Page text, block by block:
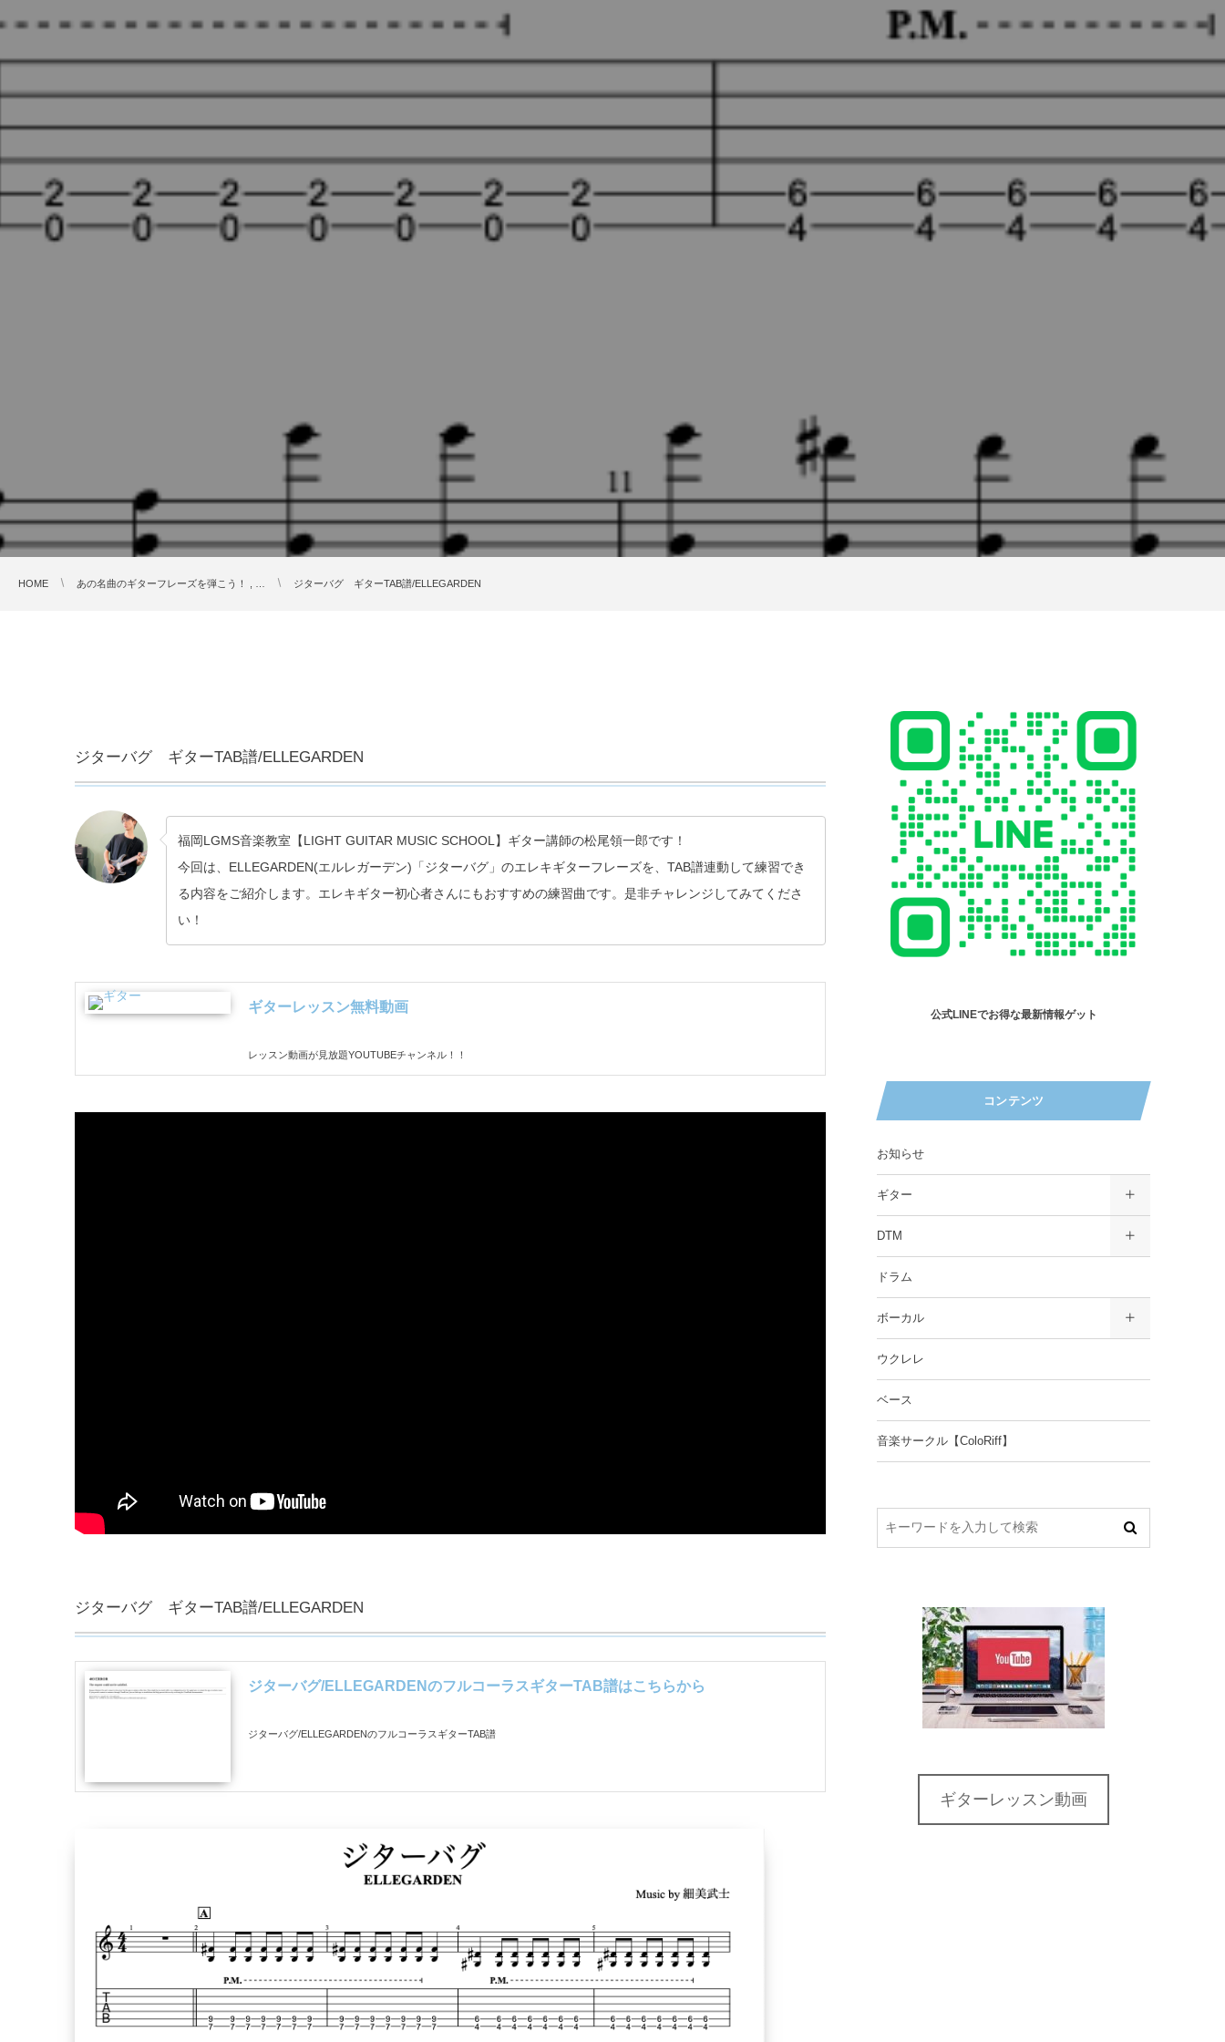
HOME あの名曲のギターフレーズを弾こう！ , … ジターバグ ギターTAB譜/ELLEGARDEN
ジターバグ ギターTAB譜/ELLEGARDEN
福岡LGMS音楽教室【LIGHT GUITAR MUSIC SCHOOL】ギター講師の松尾領一郎です！
今回は、ELLEGARDEN(エルレガーデン)「ジターバグ」のエレキギターフレーズを、TAB譜連動して練習でき
る内容をご紹介します。エレキギター初心者さんにもおすすめの練習曲です。是非チャレンジしてみてくださ
い！
ギターレッスン無料動画
レッスン動画が見放題YOUTUBEチャンネル！！
ジターバグ ギターTAB譜/ELLEGARDEN
ジターバグ/ELLEGARDENのフルコーラスギターTAB譜はこちらから
ジターバグ/ELLEGARDENのフルコーラスギターTAB譜
公式LINEでお得な最新情報ゲット
コンテンツ
お知らせ
ギター
DTM
ドラム
ボーカル
ウクレレ
ベース
音楽サークル【ColoRiff】
ギターレッスン動画